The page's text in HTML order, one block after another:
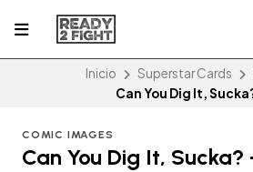
Inicio Superstar Cards
Can You Dig It,
COMIC IMAGES
Can You Dig It, Sucka?